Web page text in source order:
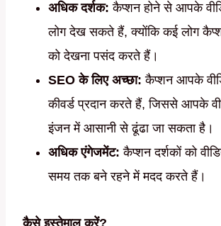
अधिक दर्शक: कैप्शन होने से आपके
लोग देख सकते हैं, क्योंकि कई लोग
को देखना पसंद करते हैं।
SEO के लिए अच्छा: कैप्शन आपके
कीवर्ड प्रदान करते हैं, जिससे आपके
इंजन में आसानी से ढूंढा जा सकता है।
अधिक एंगेजमेंट: कैप्शन दर्शकों को
समय तक बने रहने में मदद करते हैं।